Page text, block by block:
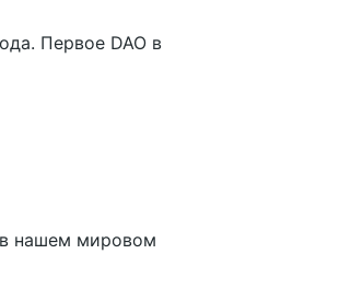
Первое DAO в
нашем мировом